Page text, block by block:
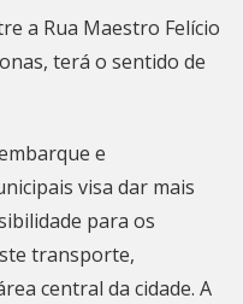
a Rua Maestro Felício
terá o sentido de
e
visa dar mais
para os
transporte,
central da cidade. A